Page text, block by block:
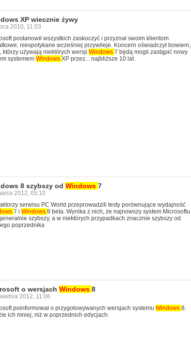
XP wiecznie żywy
2010, 11:03
postanowił wszystkich zaskoczyć i przyznał swoim klientom
niespotykane wcześniej przywileje. Koncern oświadczył bowiem,
którzy używają niektórych wersji Windows 7 będą mogli zastąpić nowy
systemem Windows XP przez... najbliższe 10 lat.
8 szybszy od Windows 7
2012, 05:10
serwisu PC World przeprowadzili testy porównujące wydajność
7 i Windows 8 beta. Wynika z nich, że najnowszy system Microsoftu
szybszy, a w niektórych przypadkach znacznie szybszy od
poprzednika
o wersjach Windows 8
2012, 11:06
poinformował o przygotowywanych wersjach systemu Windows 8.
ich mniej, niż w poprzednich edycjach.